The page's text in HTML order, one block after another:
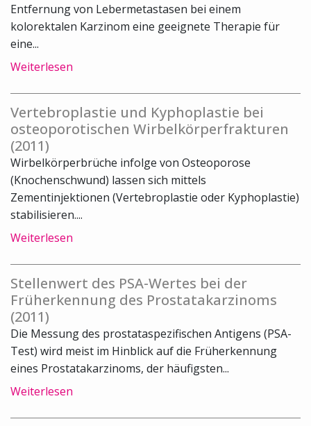
Entfernung von Lebermetastasen bei einem
kolorektalen Karzinom eine geeignete Therapie für
eine...
Weiterlesen
Vertebroplastie und Kyphoplastie bei
osteoporotischen Wirbelkörperfrakturen
(2011)
Wirbelkörperbrüche infolge von Osteoporose
(Knochenschwund) lassen sich mittels
Zementinjektionen (Vertebroplastie oder Kyphoplastie)
stabilisieren....
Weiterlesen
Stellenwert des PSA-Wertes bei der
Früherkennung des Prostatakarzinoms
(2011)
Die Messung des prostataspezifischen Antigens (PSA-
Test) wird meist im Hinblick auf die Früherkennung
eines Prostatakarzinoms, der häufigsten...
Weiterlesen